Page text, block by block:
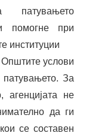
патувањето
помогне при
институции
услови
За
агенцијата не
да ги
се составен